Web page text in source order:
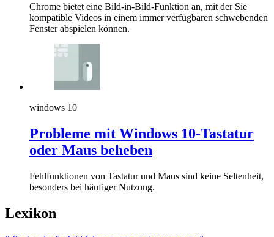
Chrome bietet eine Bild-in-Bild-Funktion an, mit der Sie
kompatible Videos in einem immer verfügbaren schwebenden
Fenster abspielen können.
windows 10
Probleme mit Windows 10-Tastatur
oder Maus beheben
Fehlfunktionen von Tastatur und Maus sind keine Seltenheit,
besonders bei häufiger Nutzung.
Lexikon